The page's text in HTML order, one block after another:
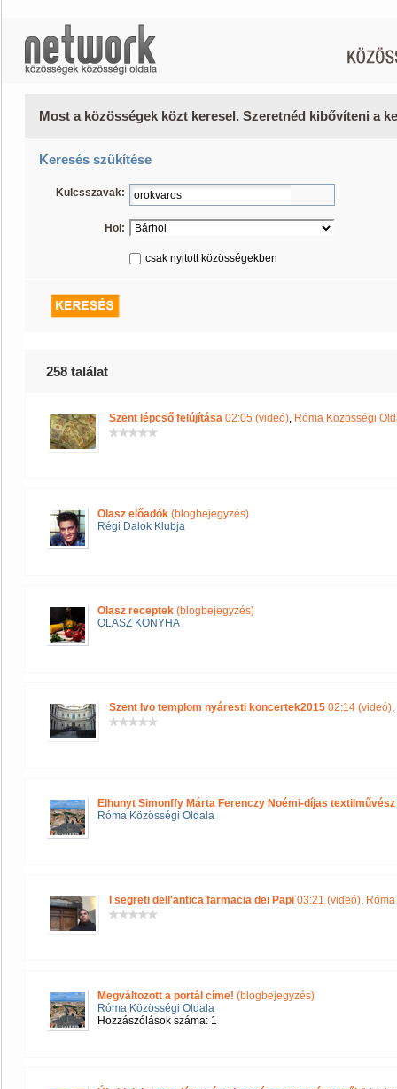
Most a közösségek közt keresel. Szeretnéd kibővíteni a
Keresés szűkítése
Kulcsszavak:
Hol:
csak nyitott közösségekben
258 találat
Szent lépcső felújítása 02:05 (videó), Róma Közösségi
Olasz előadók (blogbejegyzés)
Régi Dalok Klubja
Olasz receptek (blogbejegyzés)
OLASZ KONYHA
Szent Ivo templom nyáresti koncertek2015 02:14 (videó),
Elhunyt Simonffy Márta Ferenczy Noémi-díjas textilművész
Róma Közösségi Oldala
I segreti dell'antica farmacia dei Papi 03:21 (videó),
Megváltozott a portál címe! (blogbejegyzés)
Róma Közösségi Oldala
Hozzászólások száma: 1